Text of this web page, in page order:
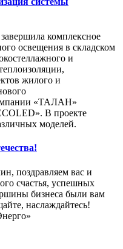
комплексное
освещения в складском
и
жилого и
«ТАЛАН»
В проекте
моделей.
поздравляем вас и
счастья, успешных
бизнеса были вам
наслаждайтесь!